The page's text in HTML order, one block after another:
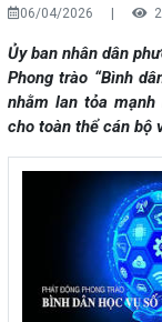
06/04/2026
Ủy ban nhân dân
Phong trào “Bình
nhằm lan tỏa
cho toàn thể cán bộ